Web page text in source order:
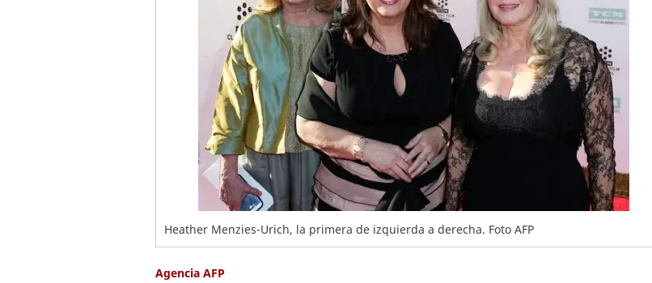
Heather Menzies-Urich, la primera de izquierda a derecha. Foto AFP
Agencia AFP